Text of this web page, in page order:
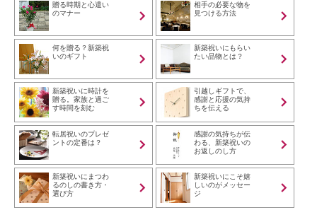
贈る時期と心遣い
のマナー
相手の必要な物を
見つける方法
何を贈る？新築祝
いのギフト
新築祝いにもらい
たい品物とは？
新築祝いに時計を
贈る。家族と過ご
す時間を刻む
引越しギフトで、
感謝と応援の気持
ちを伝える
転居祝いのプレゼ
ントの定番は？
感謝の気持ちが伝
わる、新築祝いの
お返しのし方
新築祝いにまつわ
るのしの書き方・
選び方
新築祝いにこそ嬉
しいのがメッセー
ジ